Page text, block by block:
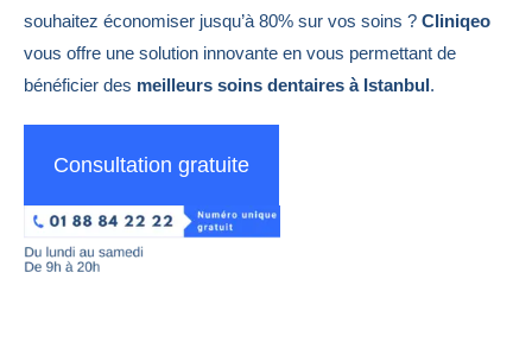
souhaitez économiser jusqu’à 80% sur vos soins ? Cliniqeo
vous offre une solution innovante en vous permettant de
bénéficier des meilleurs soins dentaires à Istanbul.
Consultation gratuite